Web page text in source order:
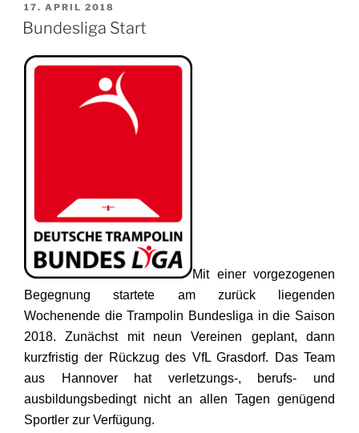
VERÖFFENTLICHT
AM
17. APRIL 2018
Bundesliga Start
Mit einer vorgezogenen
Begegnung startete am zurück liegenden
Wochenende die Trampolin Bundesliga in die Saison
2018. Zunächst mit neun Vereinen geplant, dann
kurzfristig der Rückzug des VfL Grasdorf. Das Team
aus Hannover hat verletzungs-, berufs- und
ausbildungsbedingt nicht an allen Tagen genügend
Sportler zur Verfügung.